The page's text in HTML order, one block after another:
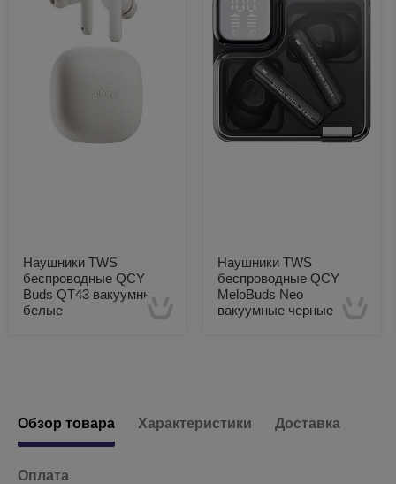
Наушники TWS
беспроводные QCY
Buds QT43 вакуумные
белые
Наушники TWS
беспроводные QCY
MeloBuds Neo
вакуумные черные
Обзор товара Характеристики Доставка
Оплата